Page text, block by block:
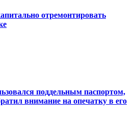
отремонтировать
поддельным паспортом,
внимание на опечатку в его